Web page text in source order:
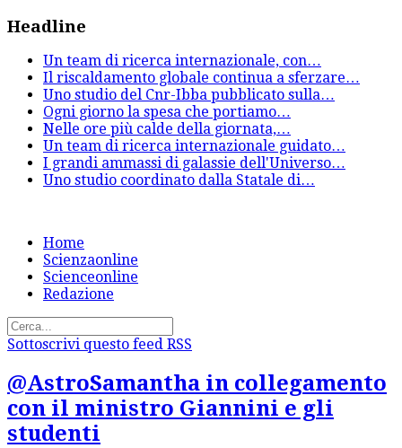
Headline
Un team di ricerca internazionale, con…
Il riscaldamento globale continua a sferzare…
Uno studio del Cnr-Ibba pubblicato sulla…
Ogni giorno la spesa che portiamo…
Nelle ore più calde della giornata,…
Un team di ricerca internazionale guidato…
I grandi ammassi di galassie dell'Universo…
Uno studio coordinato dalla Statale di…
Home
Scienzaonline
Scienceonline
Redazione
Sottoscrivi questo feed RSS
@AstroSamantha in collegamento
con il ministro Giannini e gli
studenti